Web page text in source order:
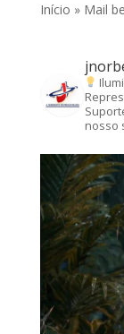
Início » Mail
nosso